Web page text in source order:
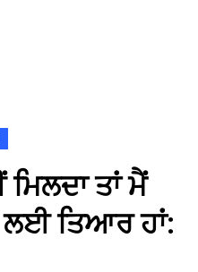
ਤਾਂ ਮੈਂ
ਤਿਆਰ ਹਾਂ: